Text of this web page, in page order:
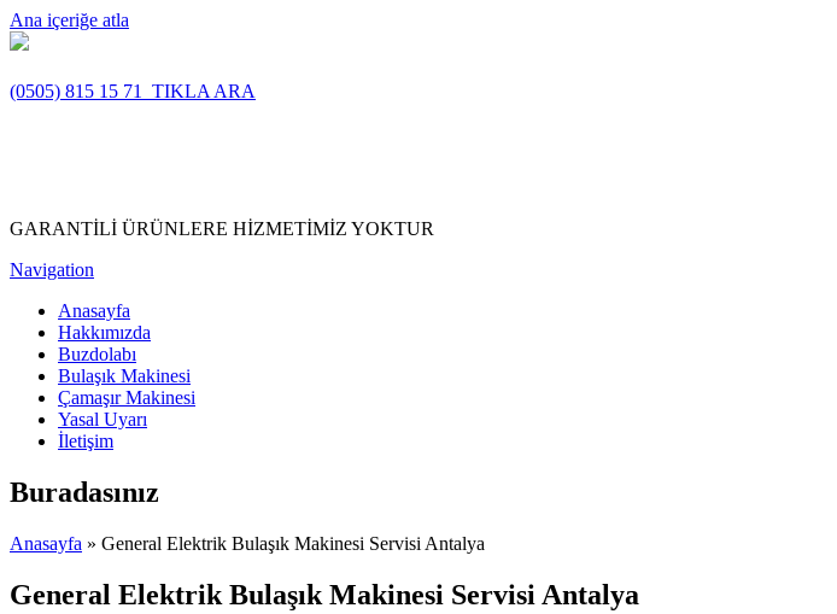
Ana içeriğe atla
(0505) 815 15 71 TIKLA ARA
GARANTİLİ ÜRÜNLERE HİZMETİMİZ YOKTUR
Navigation
Anasayfa
Hakkımızda
Buzdolabı
Bulaşık Makinesi
Çamaşır Makinesi
Yasal Uyarı
İletişim
Buradasınız
Anasayfa » General Elektrik Bulaşık Makinesi Servisi Antalya
General Elektrik Bulaşık Makinesi Servisi Antalya